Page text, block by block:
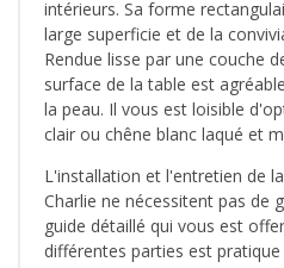
intérieurs. Sa forme
large superficie et de la
Rendue lisse par une couche
surface de la table est
la peau. Il vous est loisible
clair ou chêne blanc laqué et
L'installation et l'entretien de
Charlie ne nécessitent pas de
guide détaillé qui vous est
différentes parties est